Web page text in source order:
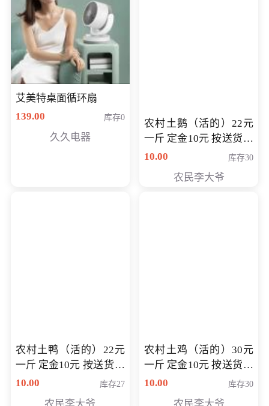
艾美特桌面循环扇
139.00
库存0
久久电器
农村土鹅（活的）22元
一斤 定金10元 按送货交
付时秤重计算货款 定金
10.00 库存30
农民李大爷
农村土鸭（活的）22元
一斤 定金10元 按送货交
付时秤重计算货款 定金
10.00 库存27
农村土鸡（活的）30元
一斤 定金10元 按送货交
付时秤重计算货款 定金
10.00 库存30